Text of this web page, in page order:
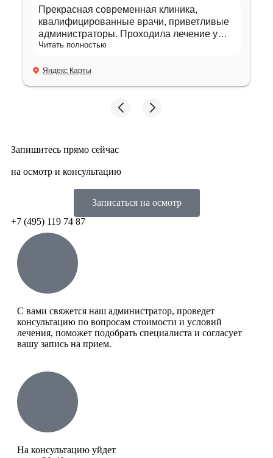
Прекрасная современная клиника,
квалифицированные врачи, приветливые
администраторы. Проходила лечение у
Ольги Викторовны. Консультировалась у
благодарю! Хочу выращить искреннюю
профессиональное и очень бережное
и качественно и после процедуры зубы
стали заметно чище и свежее. А общее
впечатление от визита осталось только
прложительным.
Читать полностью
Яндекс Карты
Запишитесь прямо сейчас
на осмотр и консультацию
Записаться на осмотр
+7 (495) 119 74 87
C вами свяжется наш администратор, проведет
консультацию по вопросам стоимости и условий
лечения, поможет подобрать специалиста и согласует
вашу запись на прием.
На консультацию уйдет